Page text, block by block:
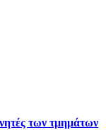
των τμημάτων